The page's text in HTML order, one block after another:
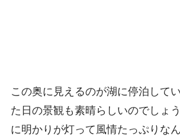
この奥に見えるのが湖に停泊して
た日の景観も素晴らしいのでしょ
に明かりが灯って風情たっぷりな